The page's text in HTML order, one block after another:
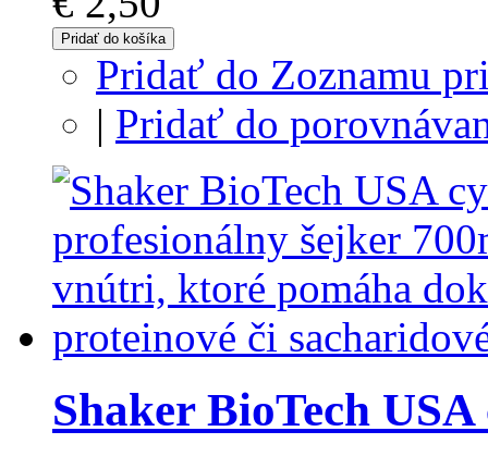
Pridať do košíka
Pridať do Zoznamu
| Pridať do
Shaker BioTech